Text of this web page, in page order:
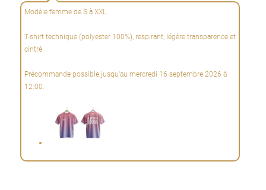
Modèle femme de S à XXL.
T-shirt technique (polyester 100%), respirant, légère transparence et
cintré.
Précommande possible jusqu'au mercredi 16 septembre 2026 à
12:00.